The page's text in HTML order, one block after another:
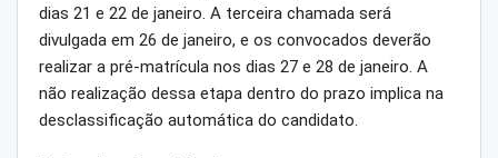
dias 21 e 22 de janeiro. A terceira chamada será
divulgada em 26 de janeiro, e os convocados deverão
realizar a pré-matrícula nos dias 27 e 28 de janeiro. A
não realização dessa etapa dentro do prazo implica na
desclassificação automática do candidato.